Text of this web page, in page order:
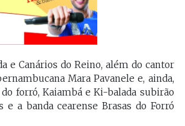
e Canários do Reino, além do cantor
Mara Pavanele e, ainda,
forró, Kaiambá e Ki-balada subirão
e a banda cearense Brasas do Forró